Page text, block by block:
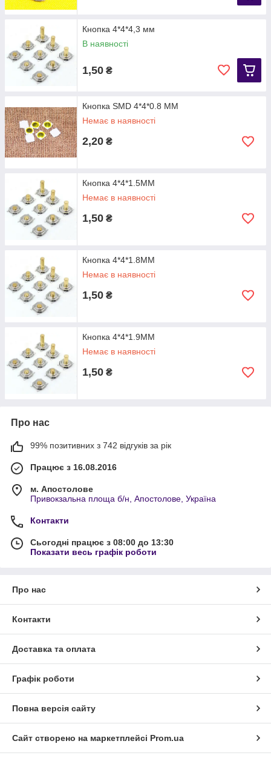
Кнопка 4*4*4,3 мм
В наявності
1,50 ₴
Кнопка SMD 4*4*0.8 MM
Немає в наявності
2,20 ₴
Кнопка 4*4*1.5MM
Немає в наявності
1,50 ₴
Кнопка 4*4*1.8MM
Немає в наявності
1,50 ₴
Кнопка 4*4*1.9MM
Немає в наявності
1,50 ₴
Про нас
99% позитивних з 742 відгуків за рік
Працює з 16.08.2016
м. Апостолове
Привокзальна площа б/н, Апостолове, Україна
Контакти
Сьогодні працює з 08:00 до 13:30
Показати весь графік роботи
Про нас
Контакти
Доставка та оплата
Графік роботи
Повна версія сайту
Сайт створено на маркетплейсі Prom.ua